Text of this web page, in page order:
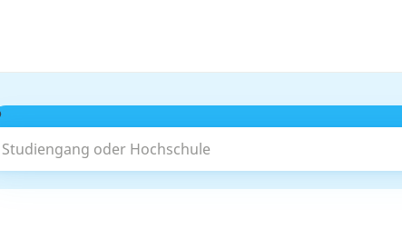
Studiengang oder Hochschule